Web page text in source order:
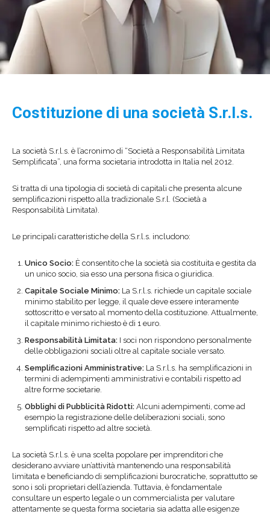
Costituzione di una società S.r.l.s.
La società S.r.l.s. è l’acronimo di “Società a Responsabilità Limitata
Semplificata”, una forma societaria introdotta in Italia nel 2012.
Si tratta di una tipologia di società di capitali che presenta alcune
semplificazioni rispetto alla tradizionale S.r.l. (Società a
Responsabilità Limitata).
Le principali caratteristiche della S.r.l.s. includono:
Unico Socio: È consentito che la società sia costituita e gestita da
un unico socio, sia esso una persona fisica o giuridica.
Capitale Sociale Minimo: La S.r.l.s. richiede un capitale sociale
minimo stabilito per legge, il quale deve essere interamente
sottoscritto e versato al momento della costituzione. Attualmente,
il capitale minimo richiesto è di 1 euro.
Responsabilità Limitata: I soci non rispondono personalmente
delle obbligazioni sociali oltre al capitale sociale versato.
Semplificazioni Amministrative: La S.r.l.s. ha semplificazioni in
termini di adempimenti amministrativi e contabili rispetto ad
altre forme societarie.
Obblighi di Pubblicità Ridotti: Alcuni adempimenti, come ad
esempio la registrazione delle deliberazioni sociali, sono
semplificati rispetto ad altre società.
La società S.r.l.s. è una scelta popolare per imprenditori che
desiderano avviare un’attività mantenendo una responsabilità
limitata e beneficiando di semplificazioni burocratiche, soprattutto se
sono i soli proprietari dell’azienda. Tuttavia, è fondamentale
consultare un esperto legale o un commercialista per valutare
attentamente se questa forma societaria sia adatta alle esigenze